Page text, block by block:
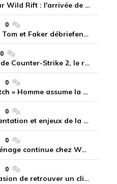
Les champions disponibles sur Wild Rift : l'arrivée de Cho'Gath
0commentaires
« La confiance est de retour » Tom et Faker débriefent la victoire convaincante de T1 face à Dplus KIA
0commentaires
Gentle Mates acte son retrait de Counter-Strike 2, le roster ibérique libéré
0commentaires
« Je nous ai fait perdre ce match » Homme assume la responsabilité de la défaite de HLE face à Gen.G
0commentaires
LEC Summer Split 2026 : présentation et enjeux de la troisième semaine de compétition
0commentaires
Mercato LoL LPL : le grand ménage continue chez Weibo Gaming, Jiejie quitte le navire au profit de Xiaohao
0commentaires
« Ce succès nous donne l'occasion de retrouver un climat beaucoup plus positif » Ryu et Canyon soulagés après la victoire de Gen.G sur HLE